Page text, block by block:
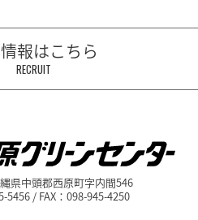
報はこちら
RECRUIT
県中頭郡西原町字内間546
5456 / FAX：098-945-4250